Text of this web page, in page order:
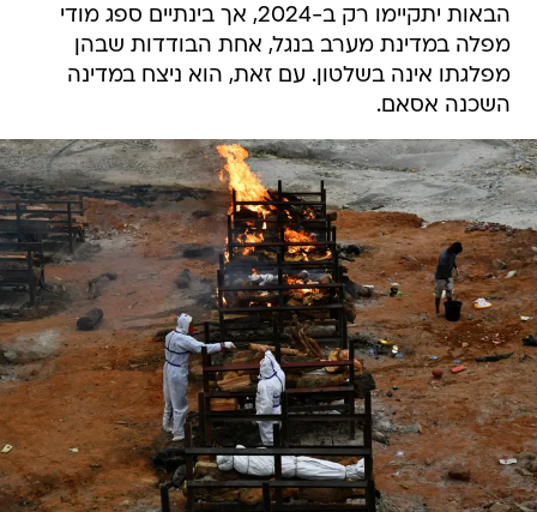
הבאות יתקיימו רק ב-2024, אך בינתיים ספג מודי
מפלה במדינת מערב בנגל, אחת הבודדות שבהן
מפלגתו אינה בשלטון. עם זאת, הוא ניצח במדינה
השכנה אסאם.